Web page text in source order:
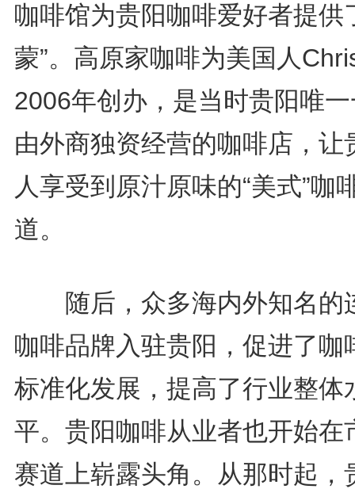
咖啡馆为贵阳咖啡爱好者提供
蒙”。高原家咖啡为美国人
2006年创办，是当时贵阳唯
由外商独资经营的咖啡店，让
人享受到原汁原味的“美式”咖
道。
随后，众多海内外知名的
咖啡品牌入驻贵阳，促进了咖
标准化发展，提高了行业整体
平。贵阳咖啡从业者也开始在
赛道上崭露头角。从那时起，